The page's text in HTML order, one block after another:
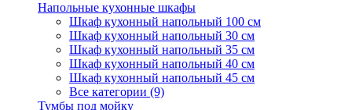
Напольные кухонные шкафы
Шкаф кухонный напольный 100 см
Шкаф кухонный напольный 30 см
Шкаф кухонный напольный 35 см
Шкаф кухонный напольный 40 см
Шкаф кухонный напольный 45 см
Все категории (9)
Тумбы под мойку